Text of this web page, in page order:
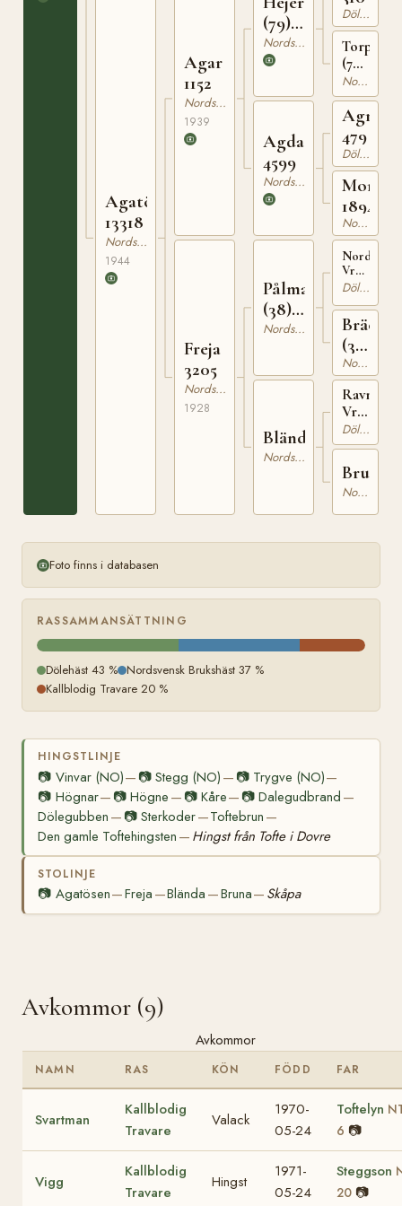
Agatösen
13318
Nordsvensk Brukshäst
1944
Agar
1152
Nordsvensk Brukshäst
1939
Freja
3205
Nordsvensk Brukshäst
1928
(79)
695 Nordsvensk Brukshäst
Agda
4599
Nordsvensk Brukshäst
Pålman
(38)
V 432
Nordsvensk Brukshäst
Blända
Nordsvensk Brukshäst
Dölehäst
(79)
1527
Nordsvensk Brukshäst
Agne
479
Dölehäst
Mona
1894
Nordsvensk Brukshäst
Nordpolen
Vrml.
h.r.Dölehäst
Bräcka
(38)
973
Nordsvensk Brukshäst
Ravn
Vrml.
h.r.
186
Dölehäst
Bruna
Nordsvensk Brukshäst
Foto finns i databasen
RASSAMMANSÄTTNING
Dölehäst 43 % Nordsvensk Brukshäst 37 %
Kallblodig Travare 20 %
HINGSTLINJE
📷 Vinvar (NO)— 📷Stegg (NO) — 📷 Trygve (NO)—
📷 Högnar— 📷Högne — 📷 Kåre— 📷 Dalegudbrand —
Dölegubben — 📷Sterkoder—Toftebrun —
Den gamle Toftehingsten — Hingst från Tofte i Dovre
STOLINJE
📷 Agatösen—Freja —Blända —Bruna— Skåpa
Avkommor (9)
Avkommor
NAMN RAS KÖN FÖDD FAR
Svartman
Kallblodig
Travare
Valack
1970-
05-24
Toftelyn
6 📷
Vigg
Kallblodig
Travare
Hingst
1971-
05-24
Steggson
20 📷